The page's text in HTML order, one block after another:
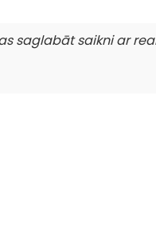
saglabāt saikni ar